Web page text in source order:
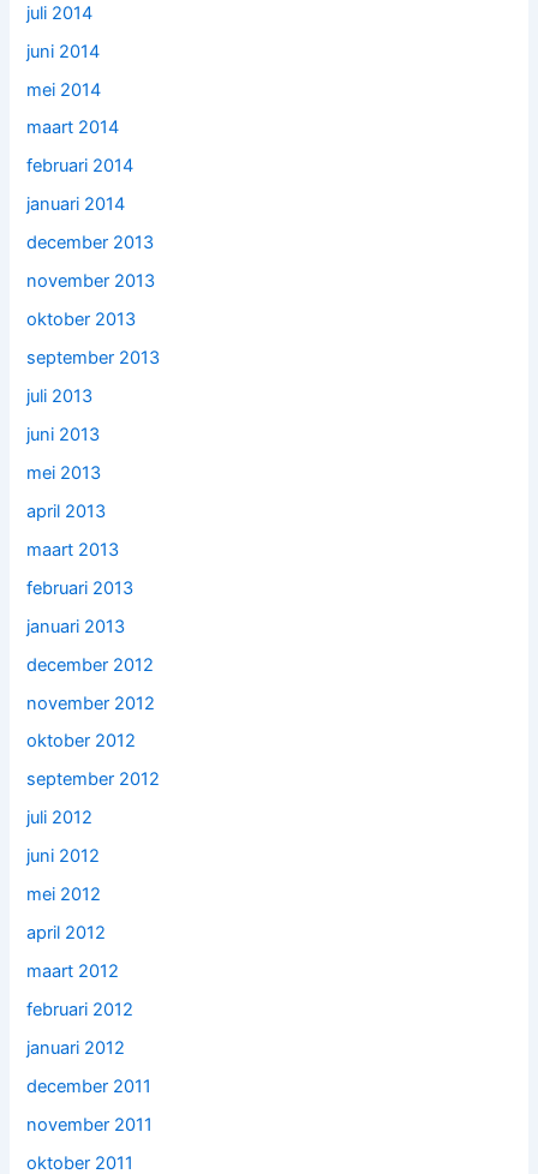
juli 2014
juni 2014
mei 2014
maart 2014
februari 2014
januari 2014
december 2013
november 2013
oktober 2013
september 2013
juli 2013
juni 2013
mei 2013
april 2013
maart 2013
februari 2013
januari 2013
december 2012
november 2012
oktober 2012
september 2012
juli 2012
juni 2012
mei 2012
april 2012
maart 2012
februari 2012
januari 2012
december 2011
november 2011
oktober 2011